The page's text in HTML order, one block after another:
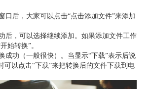
，大家可以点击“点击添加文件”来添加
可以选择继续添加。如果添加文件工作
始转换”。
（一般很快）。当显示“下载”表示后说
可以点击“下载”来把转换后的文件下载到电